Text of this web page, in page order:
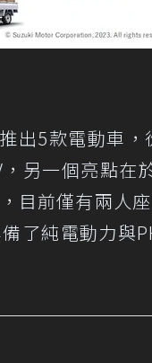
出5款電動車，
另一個亮點在
目前僅有兩人
了純電動力與